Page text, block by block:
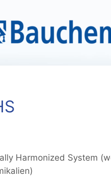
Harmonized System